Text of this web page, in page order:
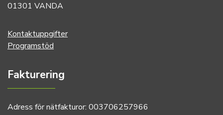
01301 VANDA
Kontaktuppgifter
Programstöd
Fakturering
Adress för nätfakturor: 003706257966